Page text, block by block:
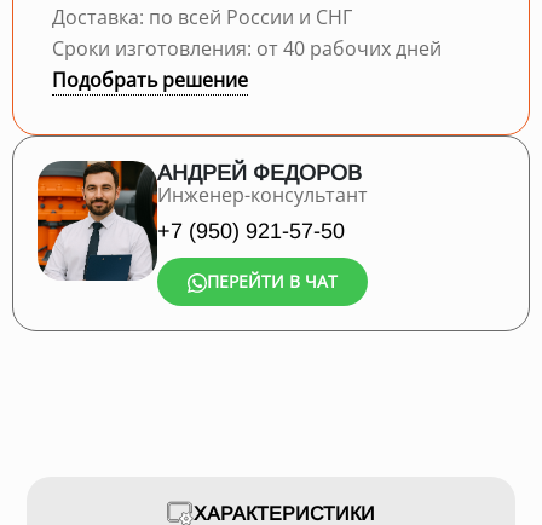
Доставка: по всей России и СНГ
Сроки изготовления: от 40 рабочих дней
Подобрать решение
АНДРЕЙ ФЕДОРОВ
Инженер-консультант
+7 (950) 921-57-50
ПЕРЕЙТИ В ЧАТ
ХАРАКТЕРИСТИКИ